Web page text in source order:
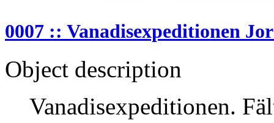
0007 :: Vanadisexpeditionen
Object description
Vanadisexpeditionen.